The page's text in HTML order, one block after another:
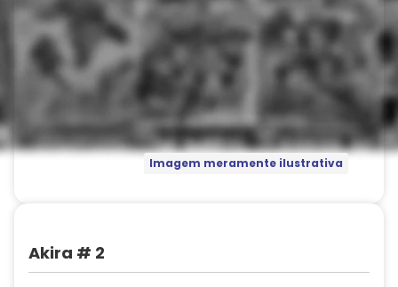
Imagem meramente ilustrativa
Akira # 2